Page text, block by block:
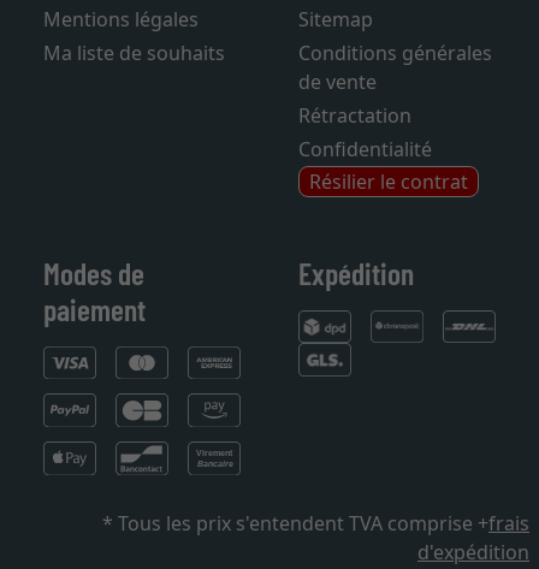
Mentions légales
Ma liste de souhaits
Sitemap
Conditions générales
de vente
Rétractation
Confidentialité
Résilier le contrat
Modes de
paiement
Expédition
* Tous les prix s'entendent TVA comprise +frais
d'expédition